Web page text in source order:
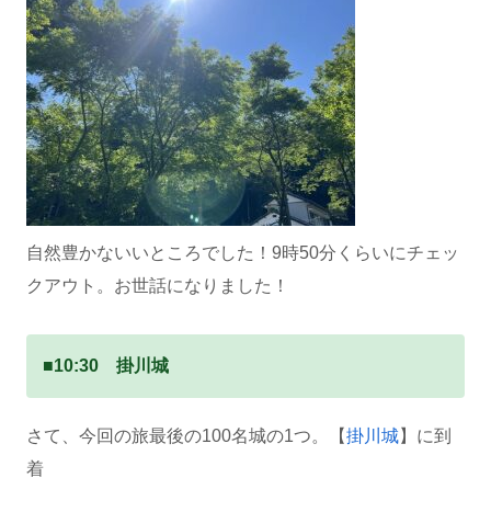
自然豊かないいところでした！9時50分くらいにチェッ
クアウト。お世話になりました！
■10:30 掛川城
さて、今回の旅最後の100名城の1つ。【掛川城】に到
着